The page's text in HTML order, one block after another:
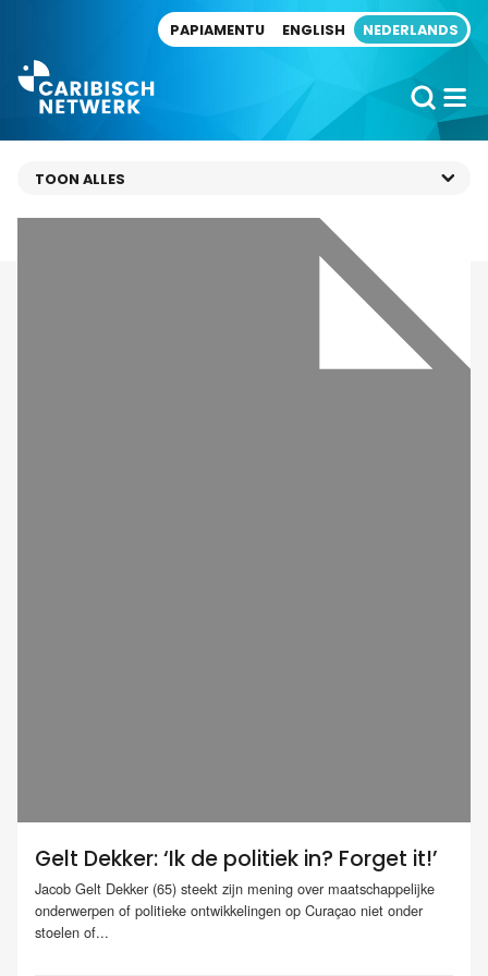
PAPIAMENTU ENGLISH NEDERLANDS
Gelt Dekker: ‘Ik de politiek in? Forget it!’
Jacob Gelt Dekker (65) steekt zijn mening over maatschappelijke
onderwerpen of politieke ontwikkelingen op Curaçao niet onder
stoelen of...